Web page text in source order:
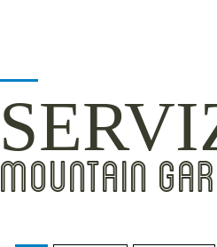
MOUNTAIN